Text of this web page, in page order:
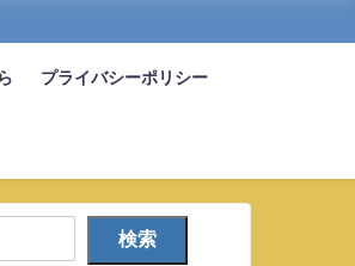
プライバシーポリシー
検索